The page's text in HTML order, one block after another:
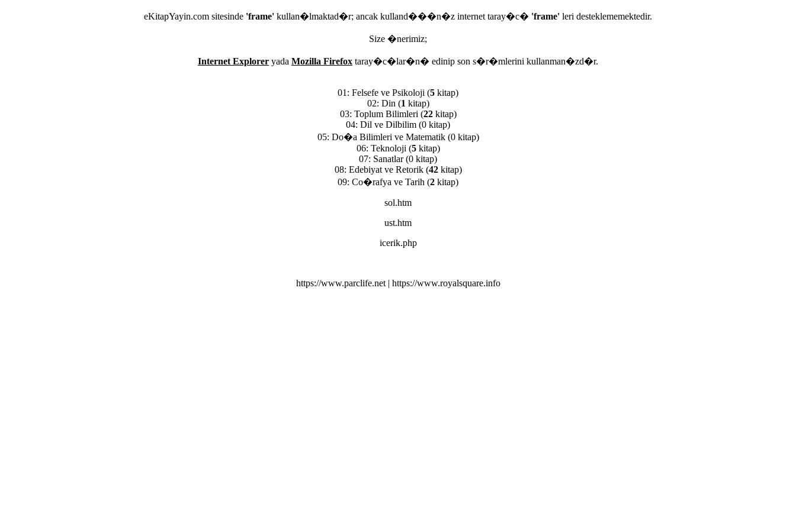
eKitapYayin.com sitesinde 'frame' kullan�lmaktad�r; ancak kulland���n�z internet taray�c� 'frame' leri desteklememektedir.
Size �nerimiz;
Internet Explorer yada Mozilla Firefox taray�c�lar�n� edinip son s�r�mlerini kullanman�zd�r.
01: Felsefe ve Psikoloji (5 kitap)
02: Din (1 kitap)
03: Toplum Bilimleri (22kitap)
04: Dil ve Dilbilim (0 kitap)
05: Do�a Bilimleri ve Matematik(0 kitap)
06: Teknoloji (5kitap)
07: Sanatlar(0 kitap)
08: Edebiyat ve Retorik(42kitap)
09: Co�rafya ve Tarih (2 kitap)
sol.htm
ust.htm
icerik.php
https://www.parclife.net| https://www.royalsquare.info